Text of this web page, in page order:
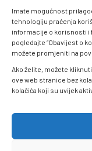
Imate mogućnost
tehnologiju praćenja
informacije o korisnosti i
pogledajte “Obavijest o
možete promjeniti na
Ako želite, možete
ove web stranice bez
kolačića koji su uvijek